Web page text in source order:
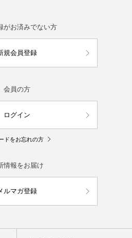
がお済みでない方
規会員登録
会員の方
ログイン
ドをお忘れの方
情報をお届け
ルマガ登録